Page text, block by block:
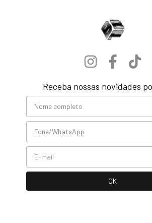
Receba nossas novidades